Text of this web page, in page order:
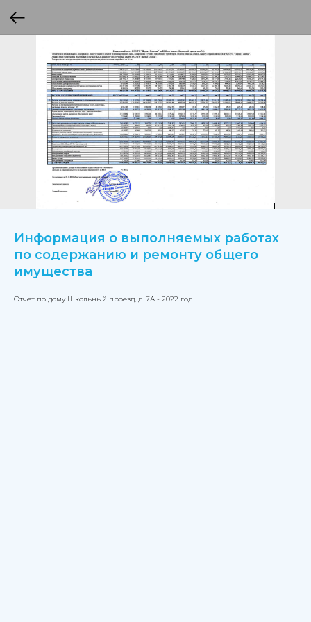
Информация о выполняемых работах
по содержанию и ремонту общего
имущества
Отчет по дому Школьный проезд, д. 7А - 2022 год